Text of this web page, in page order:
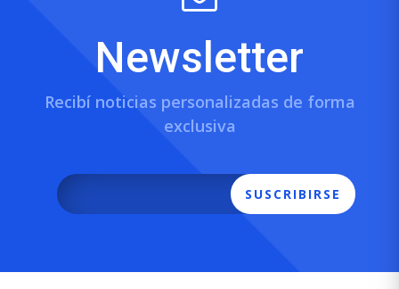
Newsletter
Recibí noticias personalizadas de forma
exclusiva
SUSCRIBIRSE